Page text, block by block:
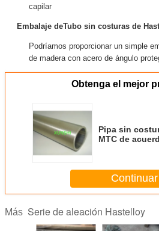
capilar
Embalaje deTubo sin costuras de
Podríamos proporcionar un simple
de madera con acero de ángulo
Obtenga el mejor
Pipa sin
MTC de
Continuar
Más Serie de aleación Hastelloy